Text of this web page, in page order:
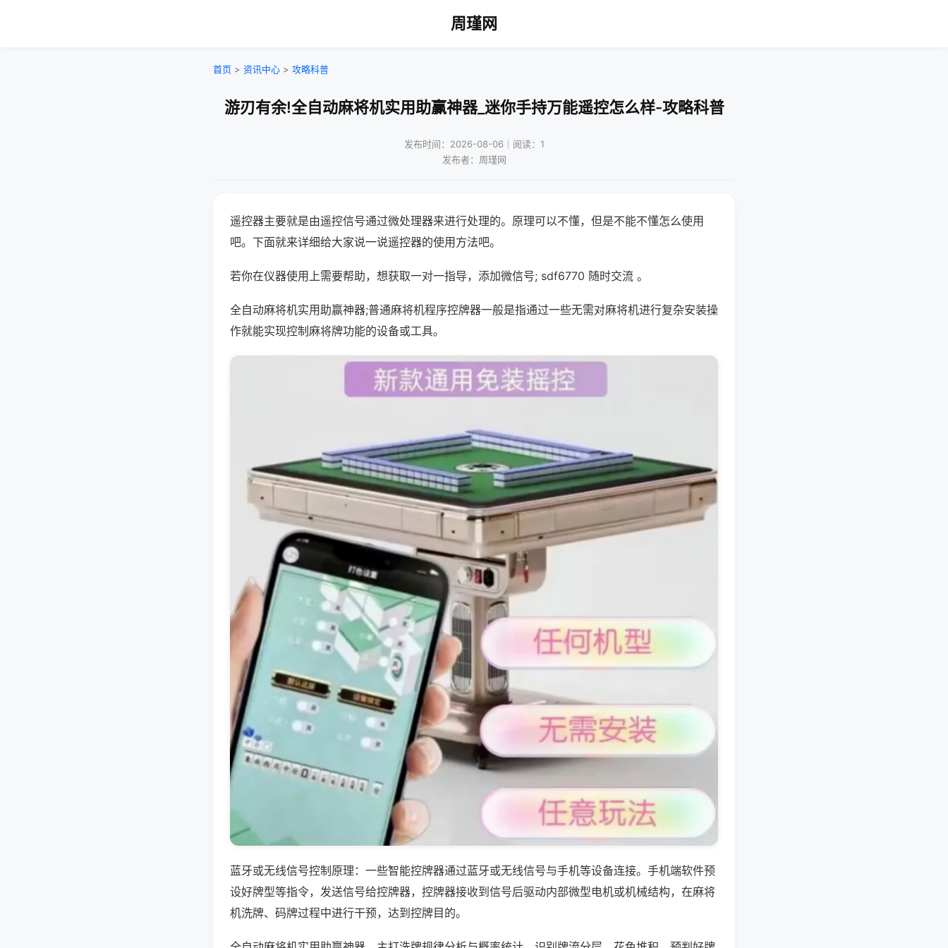
周瑾网
首页 > 资讯中心 > 攻略科普
游刃有余!全自动麻将机实用助赢神器_迷你手持万能遥控怎么样-攻略科普
发布时间：2026-08-06｜阅读：1
发布者：周瑾网
遥控器主要就是由遥控信号通过微处理器来进行处理的。原理可以不懂，但是不能不懂怎么使用
吧。下面就来详细给大家说一说遥控器的使用方法吧。
若你在仪器使用上需要帮助，想获取一对一指导，添加微信号; sdf6770 随时交流 。
全自动麻将机实用助赢神器;普通麻将机程序控牌器一般是指通过一些无需对麻将机进行复杂安装操
作就能实现控制麻将牌功能的设备或工具。
蓝牙或无线信号控制原理：一些智能控牌器通过蓝牙或无线信号与手机等设备连接。手机端软件预
设好牌型等指令，发送信号给控牌器，控牌器接收到信号后驱动内部微型电机或机械结构，在麻将
机洗牌、码牌过程中进行干预，达到控牌目的。